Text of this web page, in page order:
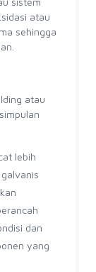
atau
sehingga
atau
lebih
dan
yang